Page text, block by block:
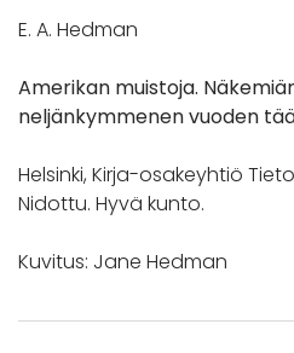
E. A. Hedman
Amerikan muistoja.
neljänkymmenen vuoden
Helsinki, Kirja-osakeyhtiö
Nidottu. Hyvä kunto.
Kuvitus: Jane Hedman